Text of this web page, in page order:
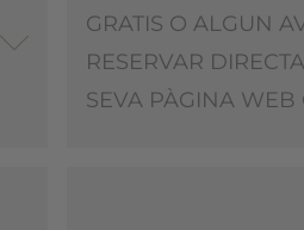
GRATIS O ALGUN
RESERVAR
SEVA PÀGINA WEB